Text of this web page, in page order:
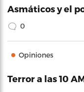
Asmáticos y el
0
Opiniones
Terror a las 10